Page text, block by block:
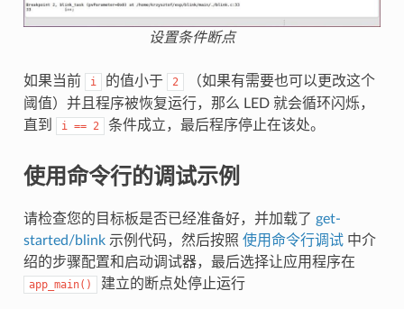
设置条件断点
如果当前 i 的值小于 2
（如果有需要也可以更改这个
阈值）并且程序被恢复运行，那么 LED 就会循环闪烁，
直到
i == 2 条件成立，最后程序停止在该处。
使用命令行的调试示例
请检查您的目标板是否已经准备好，并加载了 get-
started/blink示例代码，然后按照 使用命令行调试中介
绍的步骤配置和启动调试器，最后选择让应用程序在
app_main() 建立的断点处停止运行